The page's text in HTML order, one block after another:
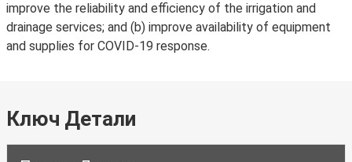
improve the reliability and efficiency of the irrigation and
drainage services; and (b) improve availability of equipment
and supplies for COVID-19 response.
Ключ Детали